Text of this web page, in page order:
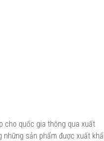
cho quốc gia thông qua xuất
những sản phẩm được xuất